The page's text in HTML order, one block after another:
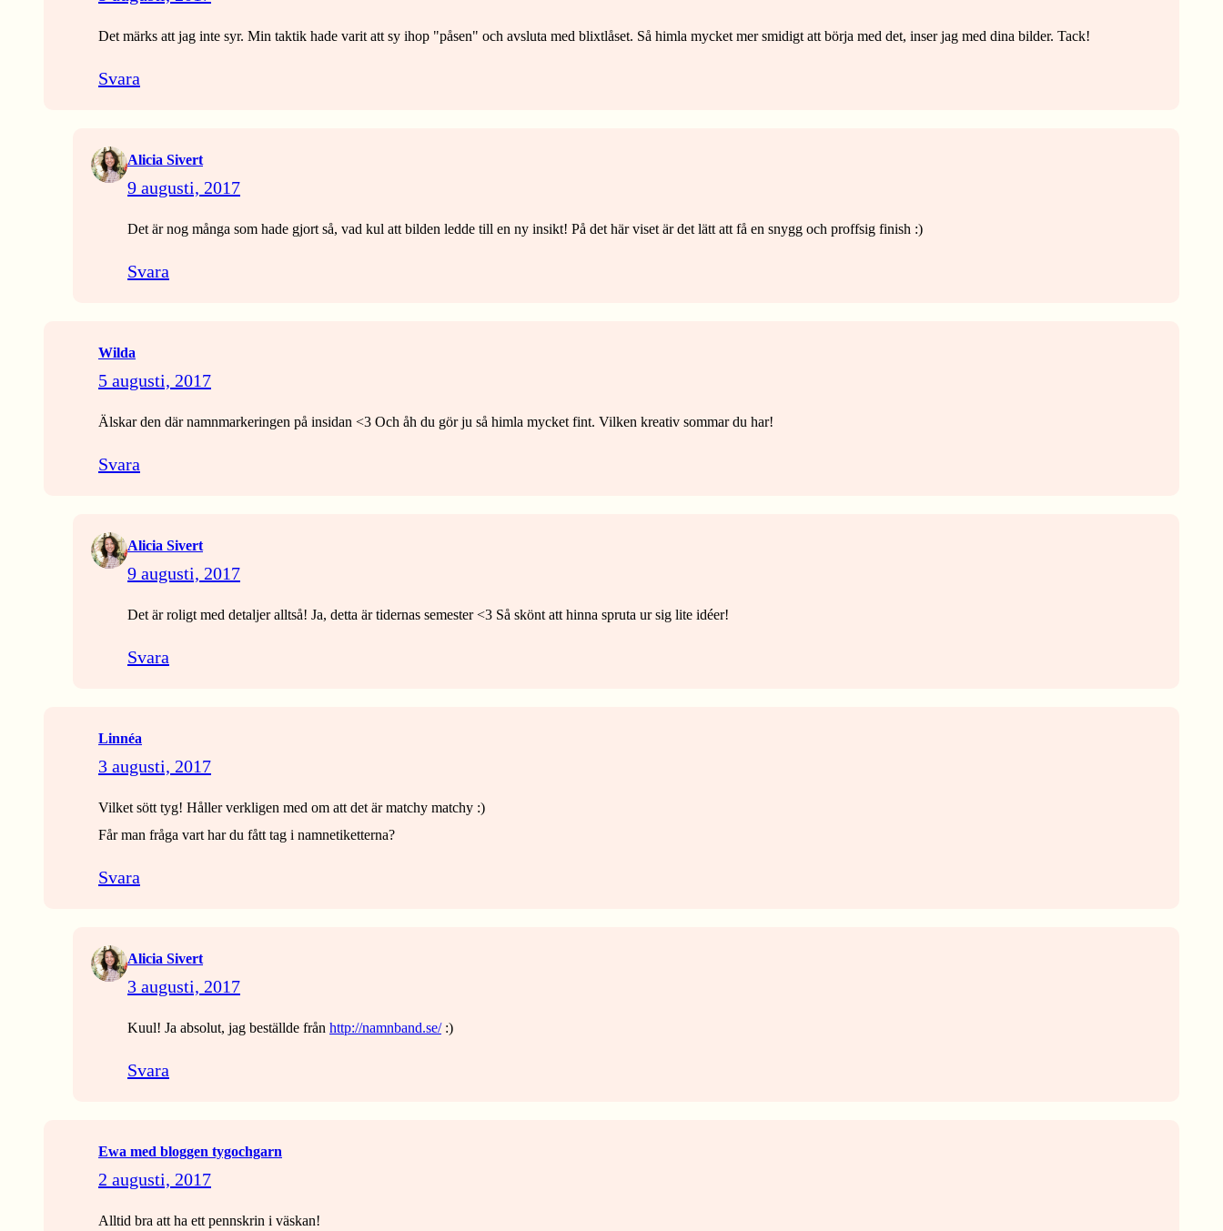
Det märks att jag inte syr. Min taktik hade varit att sy ihop "påsen" och avsluta med blixtlåset. Så himla mycket mer smidigt att börja med det, inser jag med dina bilder. Tack!
Svara
Alicia Sivert
9 augusti, 2017
Det är nog många som hade gjort så, vad kul att bilden ledde till en ny insikt! På det här viset är det lätt att få en snygg och proffsig finish :)
Svara
Wilda
5 augusti, 2017
Älskar den där namnmarkeringen på insidan <3 Och åh du gör ju så himla mycket fint. Vilken kreativ sommar du har!
Svara
Alicia Sivert
9 augusti, 2017
Det är roligt med detaljer alltså! Ja, detta är tidernas semester <3 Så skönt att hinna spruta ur sig lite idéer!
Svara
Linnéa
3 augusti, 2017
Vilket sött tyg! Håller verkligen med om att det är matchy matchy :)
Får man fråga vart har du fått tag i namnetiketterna?
Svara
Alicia Sivert
3 augusti, 2017
Kuul! Ja absolut, jag beställde från http://namnband.se/:)
Svara
Ewa med bloggen tygochgarn
2 augusti, 2017
Alltid bra att ha ett pennskrin i väskan!